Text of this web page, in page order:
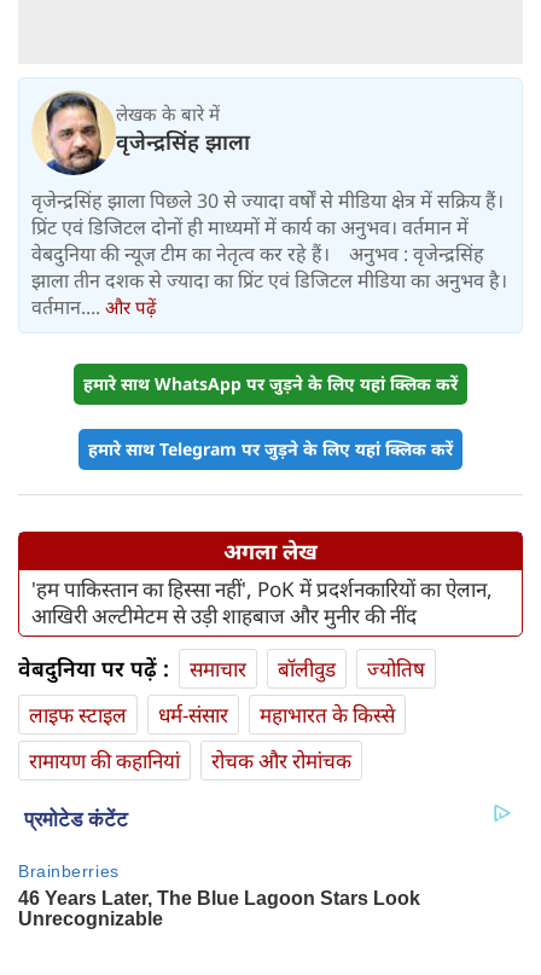
लेखक के बारे में
वृजेन्द्रसिंह झाला
वृजेन्द्रसिंह झाला पिछले 30 से ज्यादा वर्षों से मीडिया क्षेत्र में सक्रिय हैं।
प्रिंट एवं डिजिटल दोनों ही माध्यमों में कार्य का अनुभव। वर्तमान में
वेबदुनिया की न्यूज टीम का नेतृत्व कर रहे हैं। अनुभव : वृजेन्द्रसिंह
झाला तीन दशक से ज्यादा का प्रिंट एवं डिजिटल मीडिया का अनुभव है।
वर्तमान.... और पढ़ें
हमारे साथ WhatsApp पर जुड़ने के लिए यहां क्लिक करें
हमारे साथ Telegram पर जुड़ने के लिए यहां क्लिक करें
अगला लेख
'हम पाकिस्तान का हिस्सा नहीं', PoK में प्रदर्शनकारियों का ऐलान,
आखिरी अल्टीमेटम से उड़ी शाहबाज और मुनीर की नींद
वेबदुनिया पर पढ़ें : समाचार बॉलीवुड
ज्योतिष
लाइफ स्‍टाइल
धर्म-संसार
महाभारत के किस्से
रामायण की कहानियां
रोचक और रोमांचक